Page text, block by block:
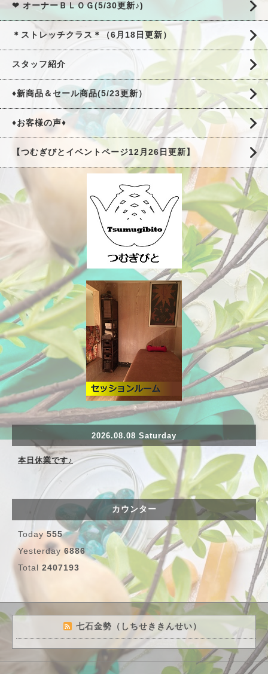
❤ オーナーＢＬＯＧ(5/30更新♪)
＊ストレッチクラス＊（6月18日更新）
スタッフ紹介
♦新商品＆セール商品(5/23更新）
♦お客様の声♦
【つむぎびとイベントページ12月26日更新】
2026.08.08 Saturday
本日休業です♪
カウンター
Today 555
Yesterday 6886
Total 2407193
七石金勢（しちせききんせい）